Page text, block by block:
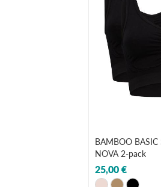
BAMBOO BASIC
NOVA 2-pack
25,00 €